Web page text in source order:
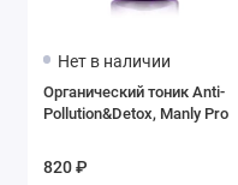
Нет в наличии
Органический тоник Anti-
Pollution&Detox, Manly Pro
820 ₽